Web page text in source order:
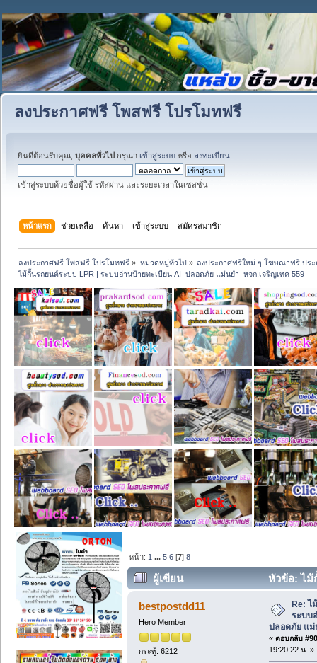
ลงประกาศฟรี โพสฟรี โปรโมทฟรี
ยินดีต้อนรับคุณ, บุคคลทั่วไป กรุณา เข้าสู่ระบบ หรือ ลงทะเบียน
เข้าสู่ระบบด้วยชื่อผู้ใช้ รหัสผ่าน และระยะเวลาในเซสชั่น
หน้าแรก ช่วยเหลือ ค้นหา เข้าสู่ระบบ สมัครสมาชิก
ลงประกาศฟรี โพสฟรี โปรโมทฟรี » หมวดหมู่ทั่วไป» ลงประกาศฟรีใหม่ ๆ โฆษณาฟรี ปร
ไม้กั้นรถยนต์ระบบ LPR | ระบบอ่านป้ายทะเบียน AI  ปลอดภัย แม่นยำ  หจก.เจริญเทค 559
หน้า: 1 ...5 6 [7]8
ผู้เขียน
หัวข้อ: ไม้
ปลอดภัย แม่นยำ หจก.เจริญเทค 559 (อ่
bestpostdd11
Hero Member
กระทู้: 6212
Re: ไ
ระบบ
ปลอดภัย แม่
« ตอบกลับ
19:20:22 น. »